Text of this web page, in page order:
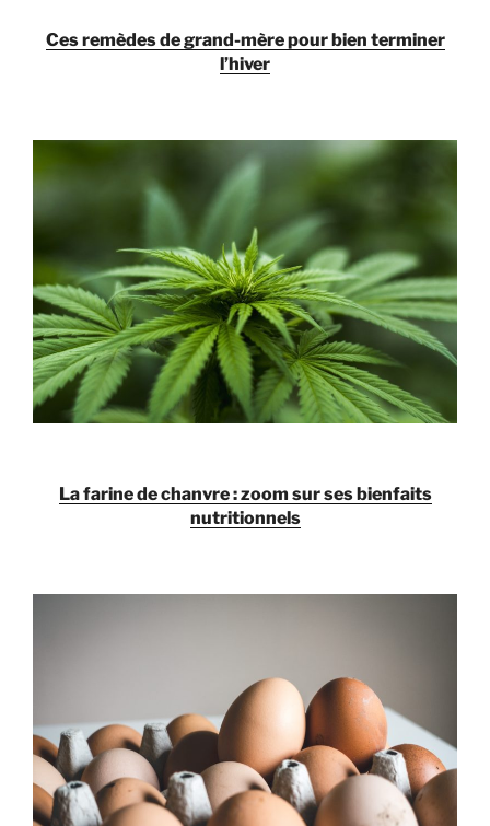
Ces remèdes de grand-mère pour bien terminer
l’hiver
La farine de chanvre : zoom sur ses bienfaits
nutritionnels